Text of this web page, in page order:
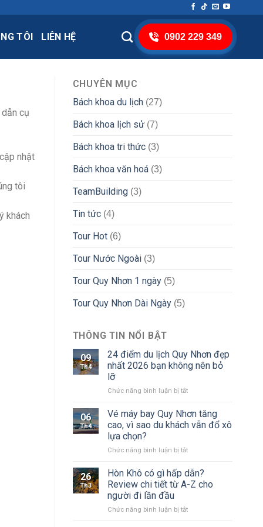
TÔI LIÊN HỆ 0902 229 349
cụ
nhật
tôi
khách
CHUYÊN MỤC
Bách khoa du lịch(27)
Bách khoa lịch sử(7)
Bách khoa tri thức(3)
Bách khoa văn hoá(3)
TeamBuilding(3)
Tin tức(4)
Tour Hot(6)
Tour Nước Ngoài(3)
Tour Quy Nhơn 1 ngày(5)
Tour Quy Nhơn Dài Ngày(5)
THÔNG TIN NỔI BẬT
09
Th4
24 điểm du lịch Quy Nhơn đẹp
nhất 2026 bạn không nên bỏ
lỡ
Chức năng bình luận bị tắtở
điểm
du
lịch
Nhơn
nhất
2026
bạn
nên
06
Th4
Vé máy bay Quy Nhơn tăng
cao, vì sao du khách vẫn đổ xô
lựa chọn?
Chức năng bình luận bị tắtở
máy
bay
Quy
tăng
26
Th3
Hòn Khô có gì hấp dẫn?
Review chi tiết từ A-Z cho
người đi lần đầu
Chức năng bình luận bị tắtở